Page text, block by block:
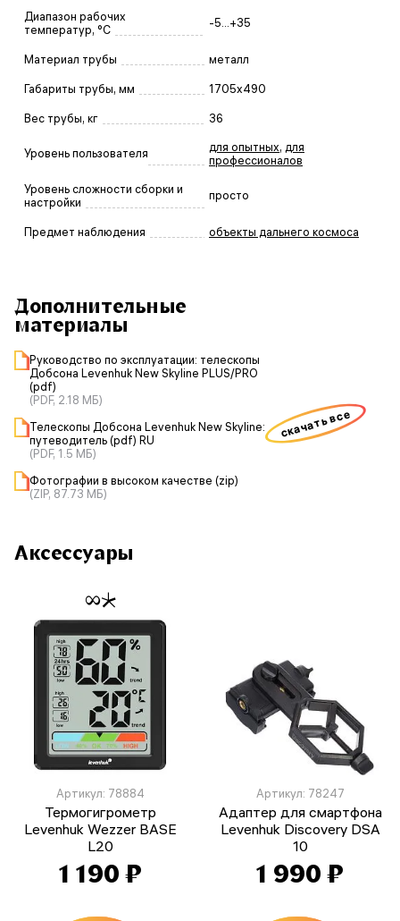
Диапазон рабочих
температур, °С
-5...+35
Материал трубы металл
Габариты трубы, мм 1705х490
Вес трубы, кг 36
Уровень пользователя для опытных, для
профессионалов
Уровень сложности сборки и
настройки
просто
Предмет наблюдения объекты дальнего космоса
Дополнительные
материалы
Руководство по эксплуатации: телескопы
Добсона Levenhuk New Skyline PLUS/PRO
(pdf)
(PDF, 2.18 МБ)
Телескопы Добсона Levenhuk New Skyline:
путеводитель (pdf) RU
(PDF, 1.5 МБ)
Фотографии в высоком качестве (zip)
(ZIP, 87.73 МБ)
скачать все
Аксессуары
Артикул: 78884
Термогигрометр
Levenhuk Wezzer BASE
L20
1 190 ₽
Артикул: 78247
Адаптер для смартфона
Levenhuk Discovery DSA
10
1 990 ₽